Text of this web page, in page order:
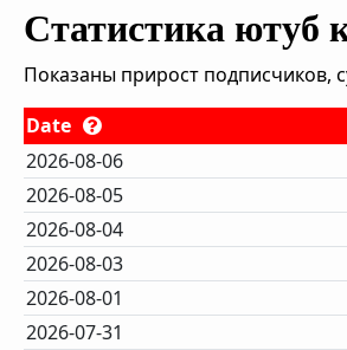
Статистика ютуб
Показаны прирост подписчиков,
Date
2026-08-06
2026-08-05
2026-08-04
2026-08-03
2026-08-01
2026-07-31